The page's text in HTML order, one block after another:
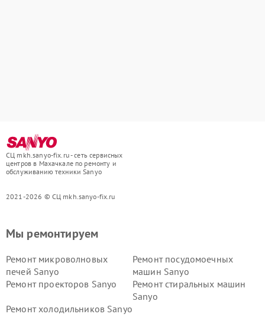
СЦ mkh.sanyo-fix.ru - сеть сервисных
центров в Махачкале по ремонту и
обслуживанию техники Sanyo
2021-2026 © СЦ mkh.sanyo-fix.ru
Мы ремонтируем
Ремонт микроволновых
печей Sanyo
Ремонт посудомоечных
машин Sanyo
Ремонт проекторов Sanyo
Ремонт стиральных машин
Sanyo
Ремонт холодильников Sanyo